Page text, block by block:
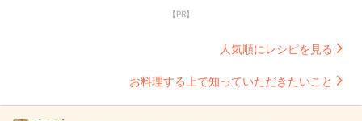
【PR】
人気順にレシピを見る
お料理する上で知っていただきたいこと